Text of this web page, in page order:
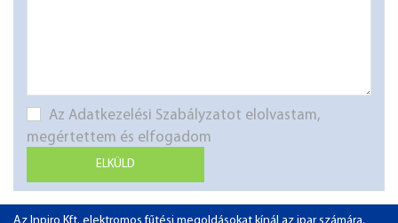
Az Adatkezelési Szabályzatot elolvastam,
megértettem és elfogadom
ELKÜLD